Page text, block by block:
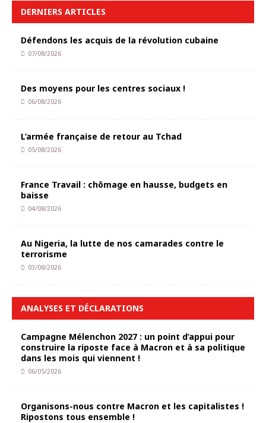
DERNIERS ARTICLES
Défendons les acquis de la révolution cubaine
07/08/2026
Des moyens pour les centres sociaux !
06/08/2026
L’armée française de retour au Tchad
05/08/2026
France Travail : chômage en hausse, budgets en
baisse
04/08/2026
Au Nigeria, la lutte de nos camarades contre le
terrorisme
03/08/2026
ANALYSES ET DÉCLARATIONS
Campagne Mélenchon 2027 : un point d’appui pour
construire la riposte face à Macron et à sa politique
dans les mois qui viennent !
06/05/2026
Organisons-nous contre Macron et les capitalistes !
Ripostons tous ensemble !